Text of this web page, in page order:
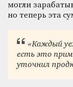
могли
но теперь эта
«Каждый
есть это
уточнил